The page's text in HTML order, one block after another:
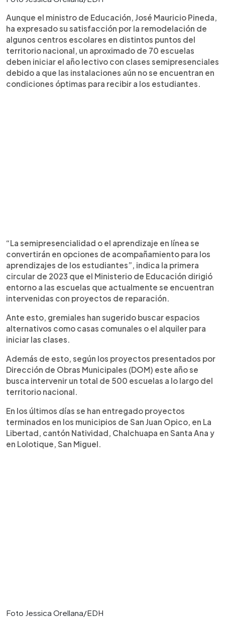
Aunque el ministro de Educación, José Mauricio Pineda,
ha expresado su satisfacción por la remodelación de
algunos centros escolares en distintos puntos del
territorio nacional, un aproximado de 70 escuelas
deben iniciar el año lectivo con clases semipresenciales
debido a que las instalaciones aún no se encuentran en
condiciones óptimas para recibir a los estudiantes.
“La semipresencialidad o el aprendizaje en línea se
convertirán en opciones de acompañamiento para los
aprendizajes de los estudiantes”, indica la primera
circular de 2023 que el Ministerio de Educación dirigió
entorno a las escuelas que actualmente se encuentran
intervenidas con proyectos de reparación.
Ante esto, gremiales han sugerido buscar espacios
alternativos como casas comunales o el alquiler para
iniciar las clases.
Además de esto, según los proyectos presentados por
Dirección de Obras Municipales (DOM) este año se
busca intervenir un total de 500 escuelas a lo largo del
territorio nacional.
En los últimos días se han entregado proyectos
terminados en los municipios de San Juan Opico, en La
Libertad, cantón Natividad, Chalchuapa en Santa Ana y
en Lolotique, San Miguel.
Foto Jessica Orellana/EDH